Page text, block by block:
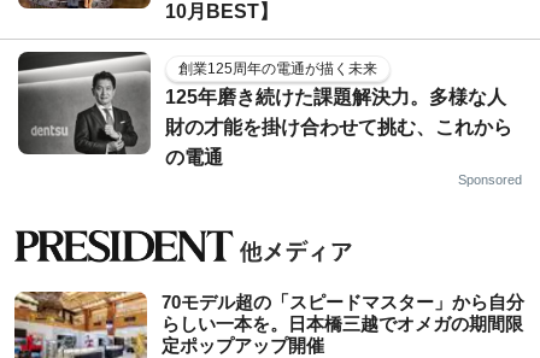
10月BEST】
創業125周年の電通が描く未来
125年磨き続けた課題解決力。多様な人
財の才能を掛け合わせて挑む、これから
の電通
Sponsored
70モデル超の「スピードマスター」から自分
らしい一本を。日本橋三越でオメガの期間限
定ポップアップ開催